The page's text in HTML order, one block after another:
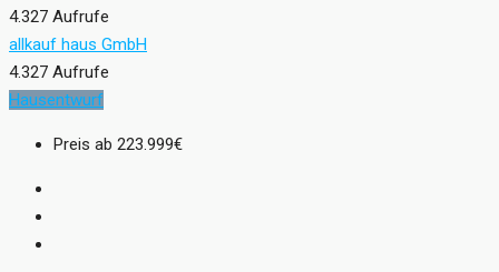
4.327 Aufrufe
allkauf haus GmbH
4.327 Aufrufe
Hausentwurf
Preis ab 223.999€